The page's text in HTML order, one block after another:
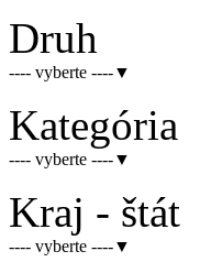
Druh
---- vyberte ----▼
Kategória
---- vyberte ----▼
Kraj - štát
---- vyberte ----▼